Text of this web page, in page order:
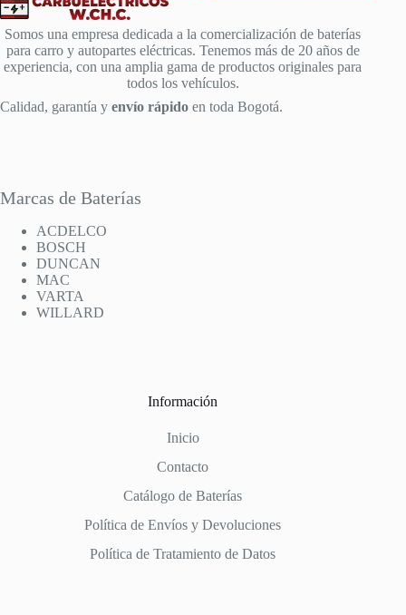
Somos una empresa dedicada a la comercialización de baterías
para carro y autopartes eléctricas. Tenemos más de 20 años de
experiencia, con una amplia gama de productos originales para
todos los vehículos.
Calidad, garantía y envío rápido en toda Bogotá.
Marcas de Baterías
ACDELCO
BOSCH
DUNCAN
MAC
VARTA
WILLARD
Información
Inicio
Contacto
Catálogo de Baterías
Política de Envíos y Devoluciones
Política de Tratamiento de Datos